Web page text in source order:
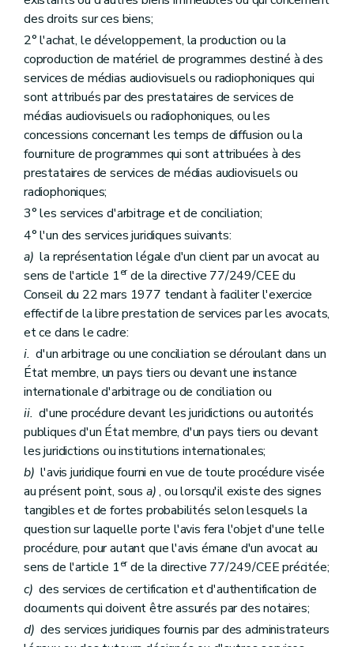
des droits sur ces biens;
2° l'achat, le développement, la production ou la
coproduction de matériel de programmes destiné à des
services de médias audiovisuels ou radiophoniques qui
sont attribués par des prestataires de services de
médias audiovisuels ou radiophoniques, ou les
concessions concernant les temps de diffusion ou la
fourniture de programmes qui sont attribuées à des
prestataires de services de médias audiovisuels ou
radiophoniques;
3° les services d'arbitrage et de conciliation;
4° l'un des services juridiques suivants:
a) la représentation légale d'un client par un avocat au
sens de l'article 1erde la directive 77/249/CEE du
Conseil du 22 mars 1977 tendant à faciliter l'exercice
effectif de la libre prestation de services par les avocats,
et ce dans le cadre:
i. d'un arbitrage ou une conciliation se déroulant dans un
État membre, un pays tiers ou devant une instance
internationale d'arbitrage ou de conciliation ou
ii. d'une procédure devant les juridictions ou autorités
publiques d'un État membre, d'un pays tiers ou devant
les juridictions ou institutions internationales;
b) l'avis juridique fourni en vue de toute procédure visée
au présent point, sous a), ou lorsqu'il existe des signes
tangibles et de fortes probabilités selon lesquels la
question sur laquelle porte l'avis fera l'objet d'une telle
procédure, pour autant que l'avis émane d'un avocat au
sens de l'article 1erde la directive 77/249/CEE précitée;
c) des services de certification et d'authentification de
documents qui doivent être assurés par des notaires;
d) des services juridiques fournis par des administrateurs